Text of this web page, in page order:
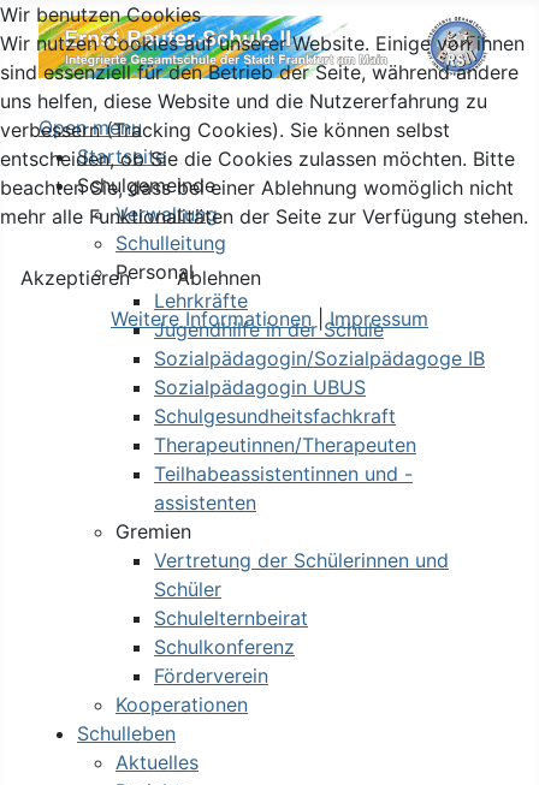
Open menu
Startseite
Schulgemeinde
Verwaltung
Schulleitung
Personal
Lehrkräfte
Jugendhilfe in der Schule
Sozialpädagogin/Sozialpädagoge IB
Sozialpädagogin UBUS
Schulgesundheitsfachkraft
Therapeutinnen/Therapeuten
Teilhabeassistentinnen und -
assistenten
Gremien
Vertretung der Schülerinnen und
Schüler
Schulelternbeirat
Schulkonferenz
Förderverein
Kooperationen
Schulleben
Aktuelles
Wir benutzen Cookies
Wir nutzen Cookies auf unserer Website. Einige von ihnen
sind essenziell für den Betrieb der Seite, während andere
uns helfen, diese Website und die Nutzererfahrung zu
verbessern (Tracking Cookies). Sie können selbst
entscheiden, ob Sie die Cookies zulassen möchten. Bitte
beachten Sie, dass bei einer Ablehnung womöglich nicht
mehr alle Funktionalitäten der Seite zur Verfügung stehen.
Akzeptieren
Ablehnen
Weitere Informationen |Impressum